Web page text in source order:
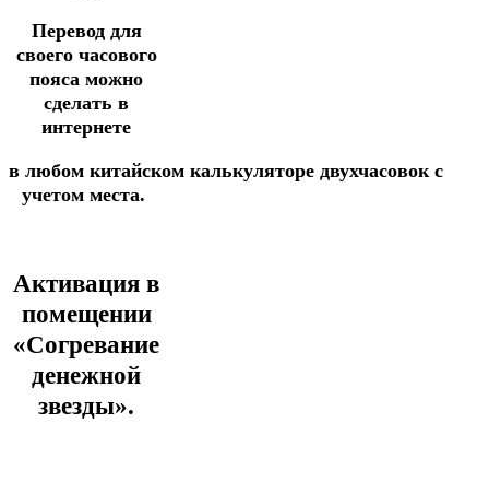
Перевод для
своего часового
пояса можно
сделать в
интернете
в любом китайском калькуляторе двухчасовок с
учетом места.
Активация в
помещении
«Согревание
денежной
звезды».